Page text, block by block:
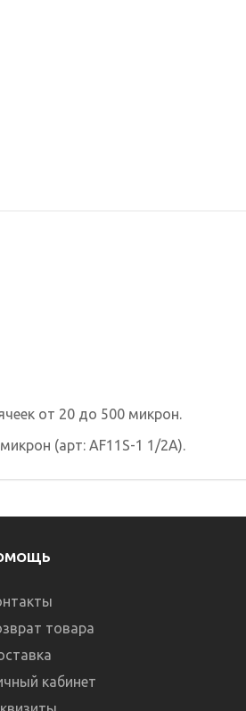
от 20 до 500 микрон.
(арт: AF11S-1 1/2A).
товара
кабинет